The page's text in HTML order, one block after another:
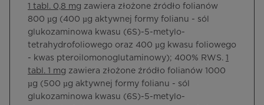
1 tabl. 0,8 mg zawiera złożone źródło folianów
800 µg (400 µg aktywnej formy folianu - sól
glukozaminowa kwasu (6S)-5-metylo-
tetrahydrofoliowego oraz 400 µg kwasu foliowego
- kwas pteroilomonoglutaminowy); 400% RWS. 1
tabl. 1 mg zawiera złożone źródło folianów 1000
µg (500 µg aktywnej formy folianu - sól
glukozaminowa kwasu (6S)-5-metylo-